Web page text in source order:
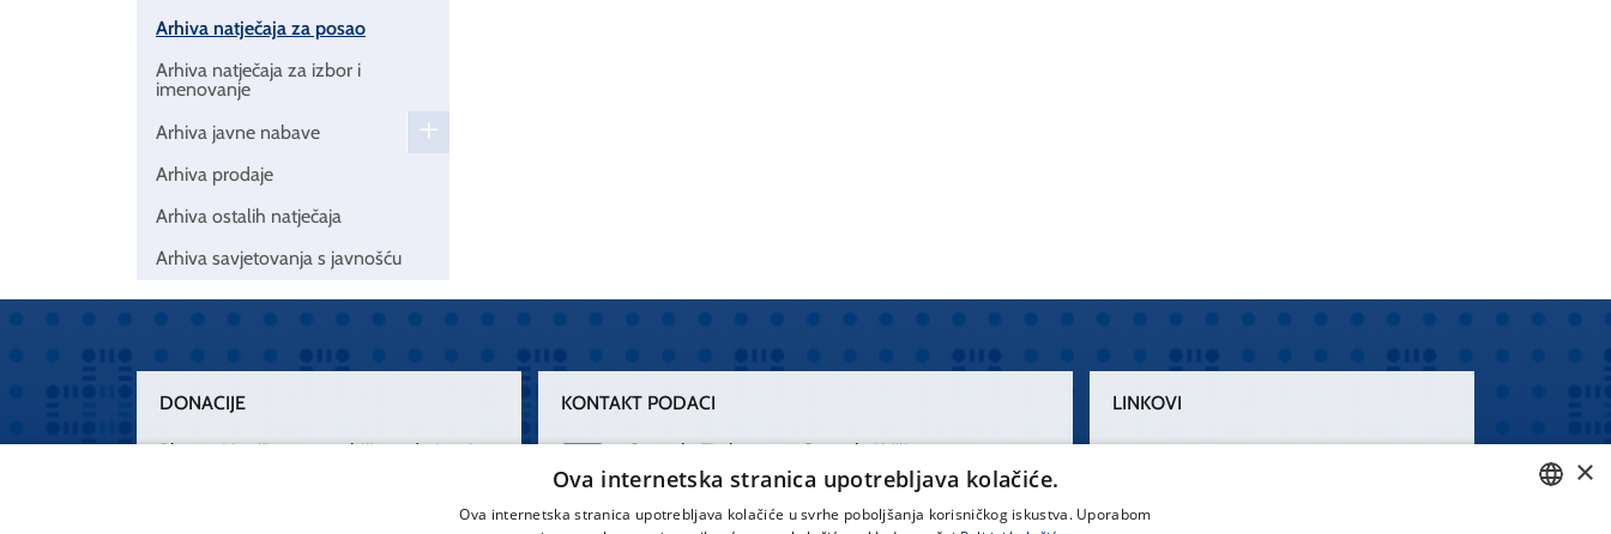
Arhiva natječaja za posao
Arhiva natječaja za izbor i
imenovanje
Arhiva javne nabave
Arhiva prodaje
Arhiva ostalih natječaja
Arhiva savjetovanja s javnošću
DONACIJE
Plemenitim činom nesebičnog darivanja
„Zarazimo“ se dobrotom, donirajmo od
KONTAKT PODACI
Centrala Firule
021 556 111
Centrala Križine
021 557 111
LINKOVI
×
Ova internetska stranica upotrebljava kolačiće.
Ova internetska stranica upotrebljava kolačiće u svrhe poboljšanja korisničkog iskustva. Uporabom